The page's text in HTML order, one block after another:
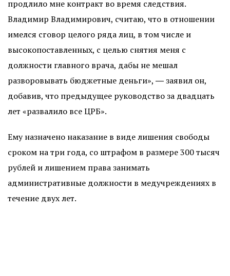
продлило мне контракт во время следствия.
Владимир Владимирович, считаю, что в отношении
имелся сговор целого ряда лиц, в том числе и
высокопоставленных, с целью снятия меня с
должности главного врача, дабы не мешал
разворовывать бюджетные деньги», ―заявил он,
добавив, что предыдущее руководство за двадцать
лет «развалило все ЦРБ».
Ему назначено наказание в виде лишения свободы
сроком на три года, со штрафом в размере 300 тысяч
рублей и лишением права занимать
административные должности в медучреждениях в
течение двух лет.